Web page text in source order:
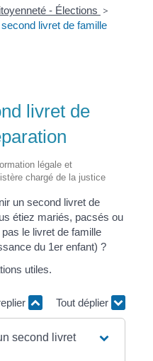
- Élections >
livret de famille
livret de
légale et
chargé de la justice
un second livret de
étiez mariés, pacsés ou
le livret de famille
du 1er enfant) ?
utiles.
Tout déplier
second livret